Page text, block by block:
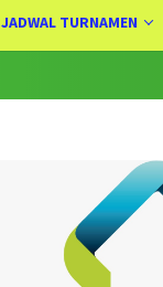
JADWAL TURNAMEN